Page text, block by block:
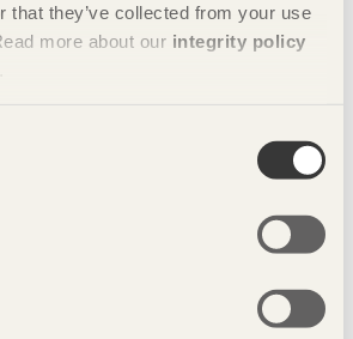
that they’ve collected from your use
more about our integrity policy
designers:
you
objekt: Tuomas Harjumaaskola